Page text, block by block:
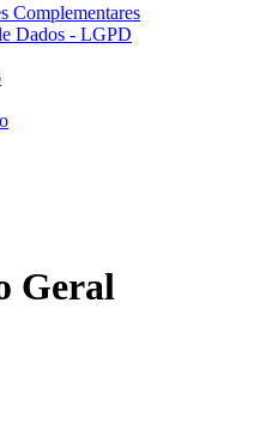
Complementares
Dados - LGPD
Geral